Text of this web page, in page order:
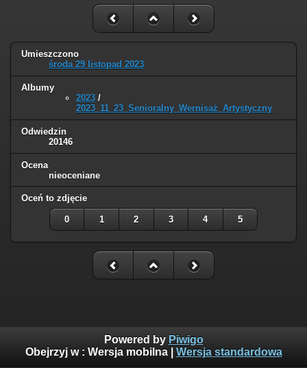
Umieszczono
środa 29 listopad 2023
Albumy
2023 /
2023_11_23_Senioralny_Wernisaż_Artystyczny
Odwiedzin
20146
Ocena
nieoceniane
Oceń to zdjęcie
0 1 2 3 4 5
Powered by Piwigo
Obejrzyj w : Wersja mobilna| Wersja standardowa